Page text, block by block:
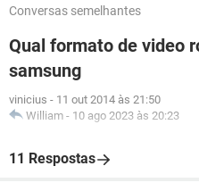
Conversas semelhantes
Qual formato de video
samsung
vinicius - 11 out 2014 às 21:50
William - 10 ago 2023 às 20:23
11 Respostas